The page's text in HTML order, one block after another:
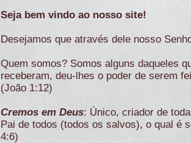
Seja bem vindo ao nosso site!
Desejamos que através dele nosso
Quem somos? Somos alguns daqueles
receberam, deu-lhes o poder de serem
(João 1:12)
Cremos em Deus: Único, criador de
Pai de todos (todos os salvos), o qual é
4:6)